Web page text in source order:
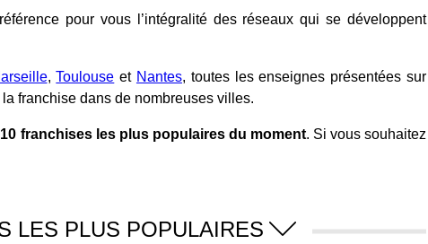
référence pour vous l’intégralité des réseaux qui se développent
,Toulouse et Nantes, toutes les enseignes présentées sur
franchise dans de nombreuses villes.
10 franchises les plus populaires du moment. Si vous souhaitez
LES PLUS POPULAIRES